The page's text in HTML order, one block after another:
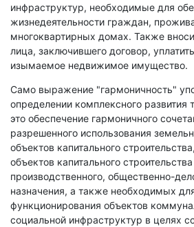
инфраструктур, необходимые для
жизнедеятельности граждан,
многоквартирных домах. Также
лица, заключившего договор,
изымаемое недвижимое имущество.
Само выражение "гармоничность"
определении комплексного развития
это обеспечение гармоничного
разрешенного использования
объектов капитального
объектов капитального
производственного, общественно-
назначения, а также необходимых
функционирования объектов
социальной инфраструктур в целях